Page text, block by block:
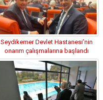
Seydikemer Devlet Hastanesi’nin
onarım çalışmalarına başlandı